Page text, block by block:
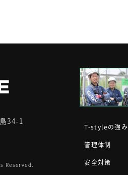
34-1
Reserved.
T-styleの強み
管理体制
安全対策